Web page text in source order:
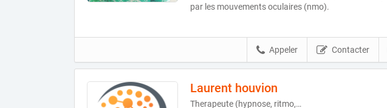
par les mouvements oculaires (nmo).
Contacter
Appeler
Laurent houvion
Therapeute (hypnose, ritmo,…